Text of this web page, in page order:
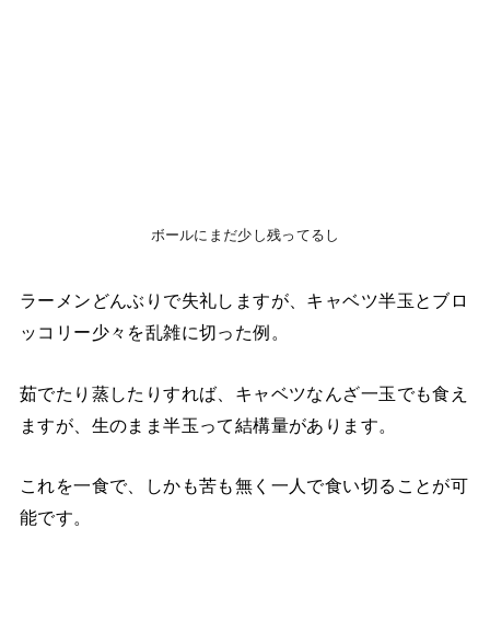
ボールにまだ少し残ってるし
ラーメンどんぶりで失礼しますが、キャベツ半玉とブロ
ッコリー少々を乱雑に切った例。
茹でたり蒸したりすれば、キャベツなんざ一玉でも食え
ますが、生のまま半玉って結構量があります。
これを一食で、しかも苦も無く一人で食い切ることが可
能です。